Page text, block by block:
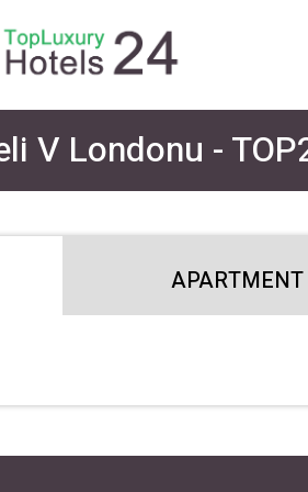
V Londonu -
APARTMENT